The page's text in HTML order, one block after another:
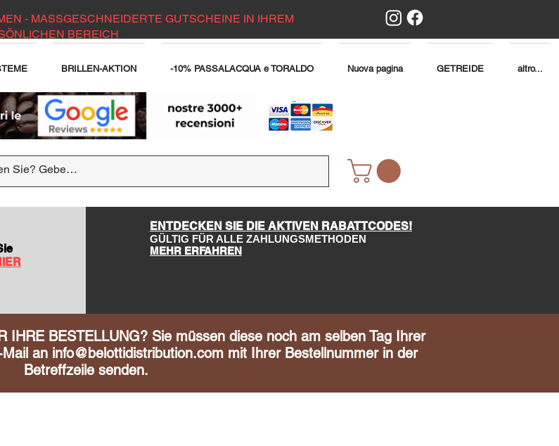
- MASSGESCHNEIDERTE GUTSCHEINE IN IHREM
BEREICH
BRILLEN-AKTION -10% PASSALACQUA e TORALDO Nuova pagina GETREIDE altro...
ENTDECKEN SIE DIE AKTIVEN RABATTCODES!
GÜLTIG FÜR ALLE ZAHLUNGSMETHODEN
MEHR ERFAHREN
IHRE BESTELLUNG? Sie müssen diese noch am selben Tag Ihrer
an info@belottidistribution.commit Ihrer Bestellnummer in der
Betreffzeile senden.